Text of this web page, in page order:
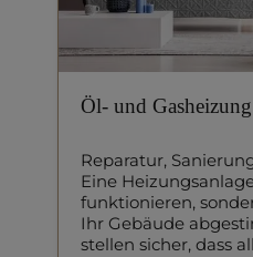
Öl- und Gasheizung
Reparatur,
Eine
funktionieren,
Ihr Gebäude
stellen sicher, dass